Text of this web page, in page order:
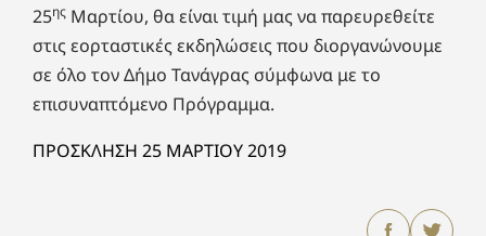
25ης Μαρτίου, θα είναι τιμή μας να παρευρεθείτε
στις εορταστικές εκδηλώσεις που διοργανώνουμε
σε όλο τον Δήμο Τανάγρας σύμφωνα με το
επισυναπτόμενο Πρόγραμμα.
ΠΡΟΣΚΛΗΣΗ 25 ΜΑΡΤΙΟΥ 2019